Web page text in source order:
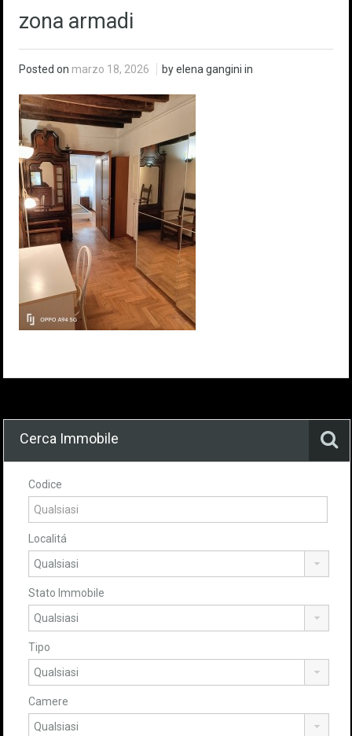
zona armadi
Posted on marzo 18, 2026 by elena gangini in
Cerca Immobile
Codice
Localitá
Stato Immobile
Tipo
Camere